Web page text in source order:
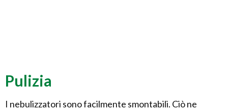
Pulizia
I nebulizzatori sono facilmente smontabili. Ciò ne